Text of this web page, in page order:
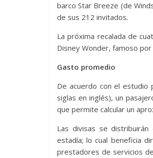
barco Star Breeze (de
de sus 212 invitados.
La próxima recalada de
Disney Wonder, famoso
Gasto promedio
De acuerdo con el estudio
siglas en inglés), un
que permite calcular un
Las divisas se
estadía; lo cual beneficia
prestadores de servicios